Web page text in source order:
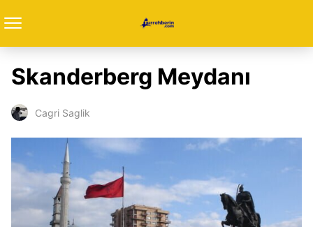
Skanderberg Meydanı
Cagri Saglik